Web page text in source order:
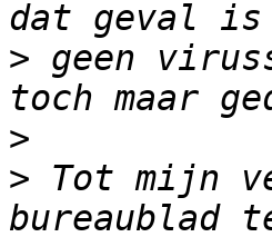
> geen
>
> Tot mijn